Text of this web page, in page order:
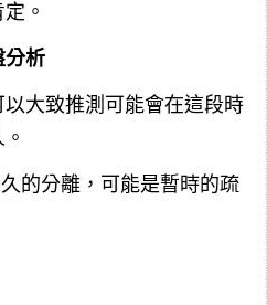
。
分析
大致推測可能會在這段時
的分離，可能是暫時的疏